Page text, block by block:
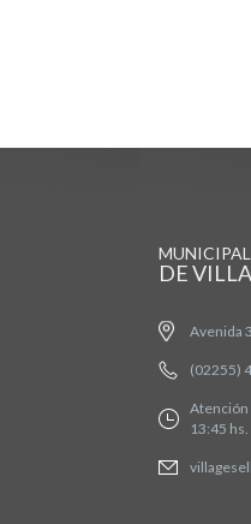
DE
Avenida
(02255)
Atención
13:45 hs.